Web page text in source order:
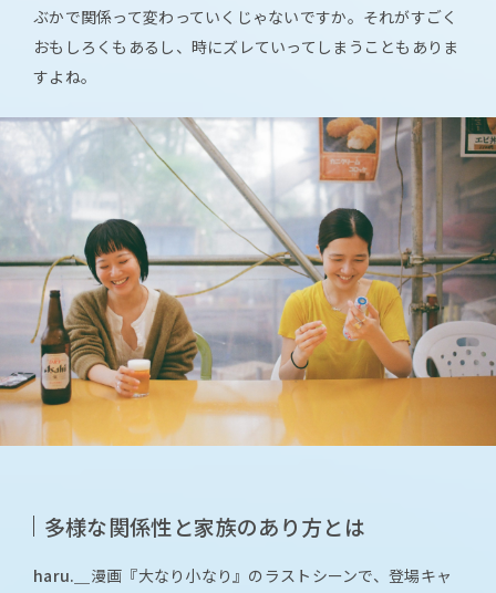
ぶかで関係って変わっていくじゃないですか。それがすごく
おもしろくもあるし、時にズレていってしまうこともありま
すよね。
多様な関係性と家族のあり方とは
haru.＿ 漫画『大なり小なり』のラストシーンで、登場キャ